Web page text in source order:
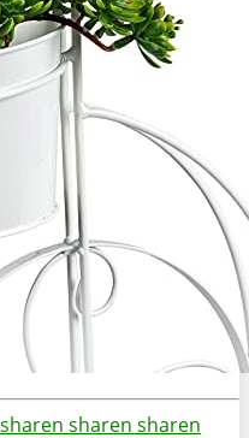
sharen sharen sharen